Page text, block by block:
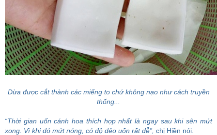
Dừa được cắt thành các miếng to chứ không nạo như cách truyền
thống...
“Thời gian uốn cánh hoa thích hợp nhất là ngay sau khi sên mứt
xong. Vì khi đó mứt nóng, có độ dẻo uốn rất dễ”, chị Hiền nói.